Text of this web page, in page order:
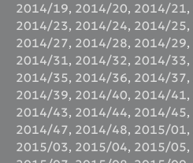
2014/19, 2014/20, 2014/21,
2014/23, 2014/24, 2014/25,
2014/27, 2014/28, 2014/29,
2014/31, 2014/32, 2014/33,
2014/35, 2014/36, 2014/37,
2014/39, 2014/40, 2014/41,
2014/43, 2014/44, 2014/45,
2014/47, 2014/48, 2015/01,
2015/03, 2015/04, 2015/05,